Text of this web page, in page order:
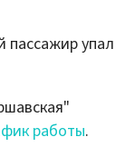
пассажир упал
работы.